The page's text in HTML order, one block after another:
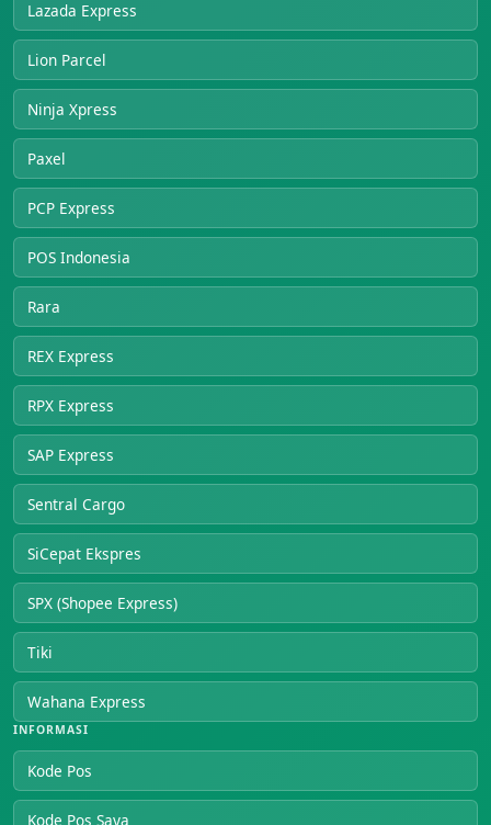
Lazada Express
Lion Parcel
Ninja Xpress
Paxel
PCP Express
POS Indonesia
Rara
REX Express
RPX Express
SAP Express
Sentral Cargo
SiCepat Ekspres
SPX (Shopee Express)
Tiki
Wahana Express
INFORMASI
Kode Pos
Kode Pos Saya